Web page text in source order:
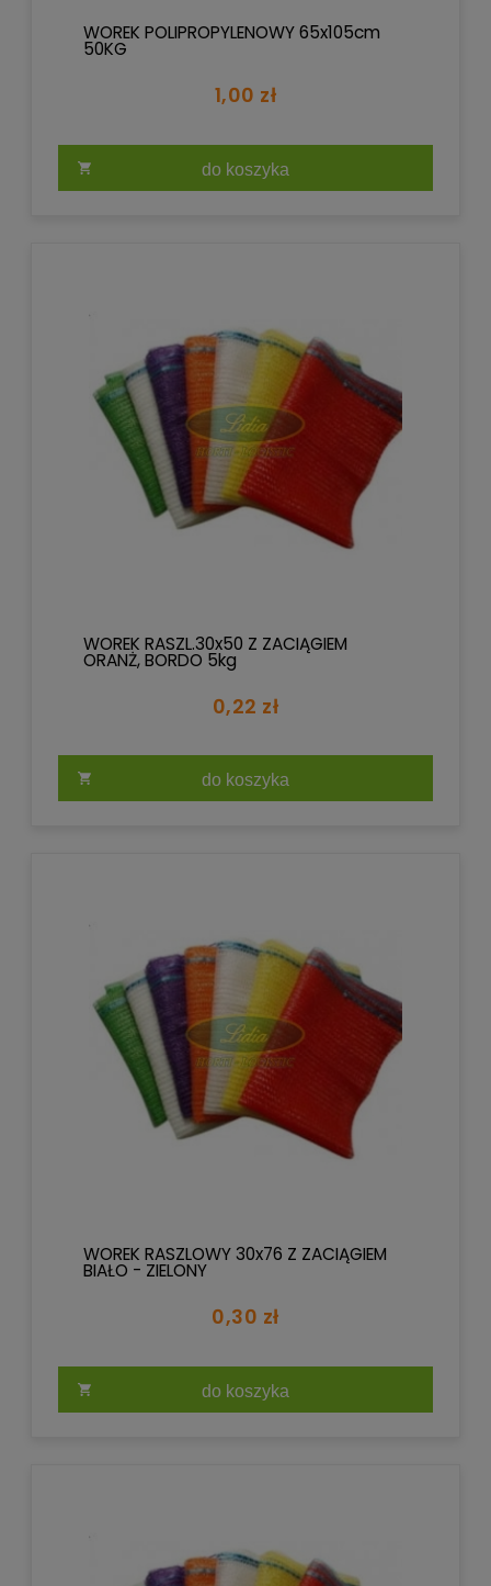
WOREK POLIPROPYLENOWY 65x105cm
50KG
1,00 zł
do koszyka
WOREK RASZL.30x50 Z ZACIĄGIEM
ORANŻ, BORDO 5kg
0,22 zł
do koszyka
WOREK RASZLOWY 30x76 Z ZACIĄGIEM
BIAŁO - ZIELONY
0,30 zł
do koszyka